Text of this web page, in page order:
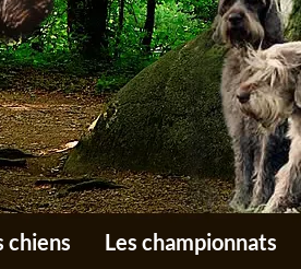
chiens Les championnats